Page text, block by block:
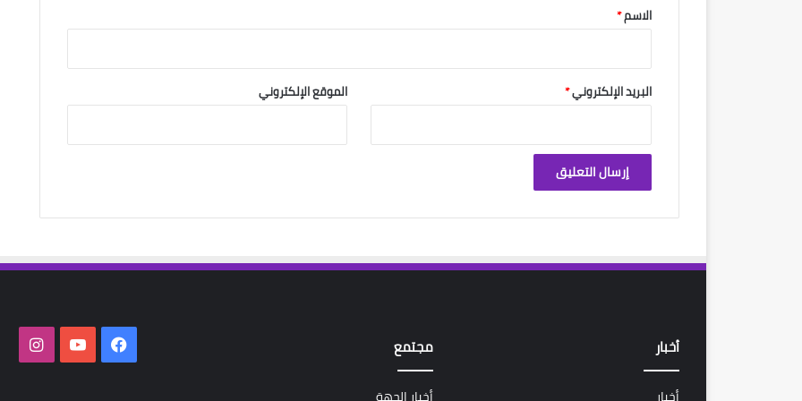
*
الاسم*
البريد الإلكتروني* الموقع الإلكتروني
أخبار
أخبار
مجتمع
أخبار الجهة
فيسبوك‫YouTube